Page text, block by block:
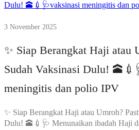
3 November 2025
✨ Siap Berangkat Haji atau
Sudah Vaksinasi Dulu!
meningitis dan polio IPV
✨ Siap Berangkat Haji atau Umroh?
Dulu! 🕋💉🩺 Menunaikan ibadah Haji